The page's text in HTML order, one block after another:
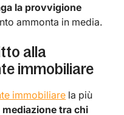
la provvigione
ammonta in media.
alla
immobiliare
immobiliare la più
mediazione tra chi